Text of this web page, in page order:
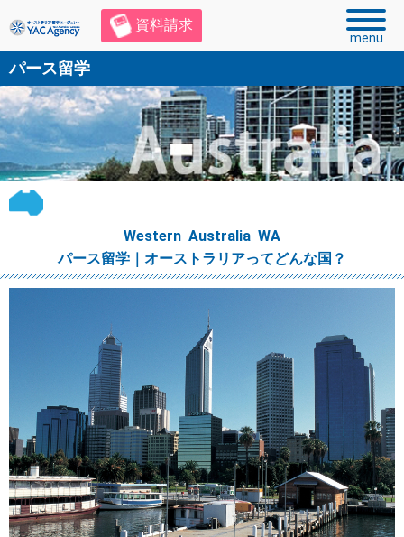
資料請求
menu
パース留学
Western Australia WA
パース留学｜オーストラリアってどんな国？